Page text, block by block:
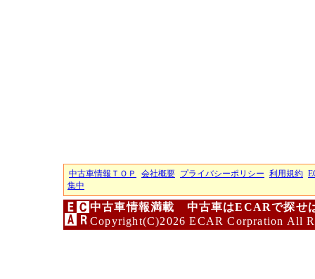
中古車情報ＴＯＰ 会社概要 プライバシーポリシー 利用規約
集中
中古車情報満載 中古車はECARで探せ
Copyright(C)2026 ECAR Corpration All